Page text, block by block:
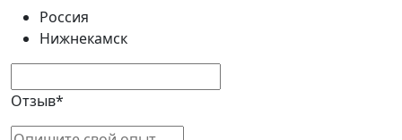
Россия
Нижнекамск
Отзыв*